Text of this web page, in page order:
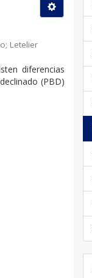
; Letelier
diferencias
(PBD)